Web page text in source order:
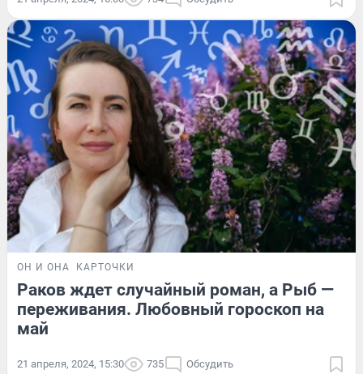
ОН И ОНА КАРТОЧКИ
Раков ждет случайный роман, а Рыб —
переживания. Любовный гороскоп на
май
21 апреля, 2024, 15:30 735 Обсудить